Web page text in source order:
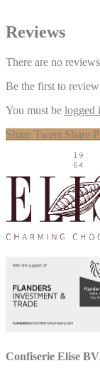
Reviews
There are no
Be the first to
You must be logged
Share Tweet Share
Confiserie Elise